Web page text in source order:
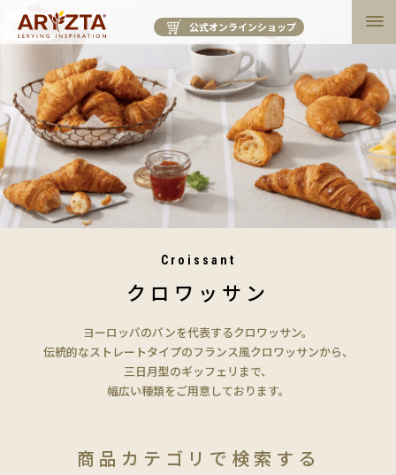
公式オンラインショップ
Croissant
クロワッサン
ヨーロッパのパンを代表するクロワッサン。
伝統的なストレートタイプのフランス風クロワッサンから、
三日月型のギッフェリまで、
幅広い種類をご用意しております。
商品カテゴリで検索する